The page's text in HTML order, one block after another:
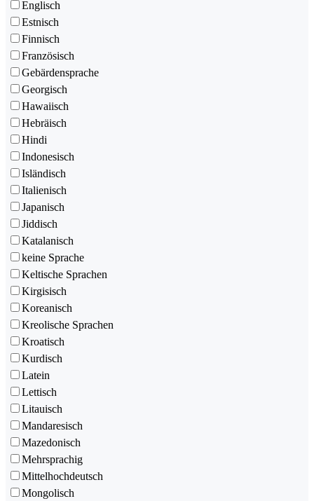
Englisch
Estnisch
Finnisch
Französisch
Gebärdensprache
Georgisch
Hawaiisch
Hebräisch
Hindi
Indonesisch
Isländisch
Italienisch
Japanisch
Jiddisch
Katalanisch
keine Sprache
Keltische Sprachen
Kirgisisch
Koreanisch
Kreolische Sprachen
Kroatisch
Kurdisch
Latein
Lettisch
Litauisch
Mandaresisch
Mazedonisch
Mehrsprachig
Mittelhochdeutsch
Mongolisch